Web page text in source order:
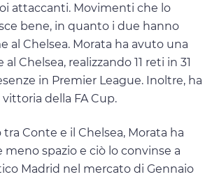
attaccanti. Movimenti che lo
bene, in quanto i due hanno
al Chelsea. Morata ha avuto una
Chelsea, realizzando 11 reti in 31
in Premier League. Inoltre, ha
della FA Cup.
Conte e il Chelsea, Morata ha
spazio e ciò lo convinse a
Madrid nel mercato di Gennaio